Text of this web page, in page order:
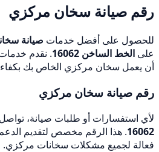
رقم صيانة سخان مركزي
للحصول على أفضل خدمات صيانة
على الخط الساخن 16062
. نقدم
أن يعمل سخان مركزي الخاص بك
رقم صيانة سخان مركزي
لأي استفسارات أو طلبات صيانة، تواصل
16062. هذا الرقم مخصص لتقديم
فعالة لجميع مشكلات سخانات مركزي.